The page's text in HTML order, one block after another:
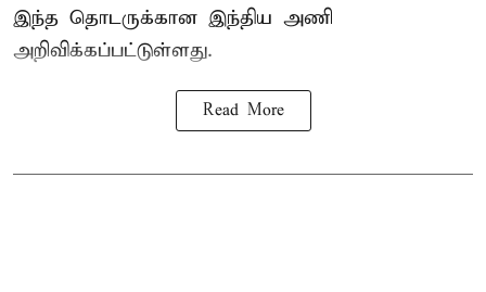
இந்த தொடருக்கான இந்திய அணி
அறிவிக்கப்பட்டுள்ளது.
Read More